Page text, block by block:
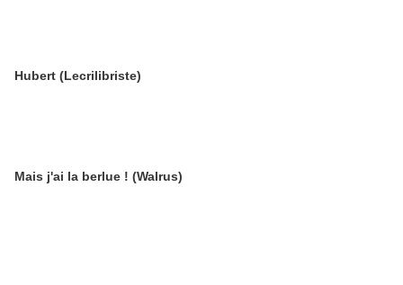
Hubert (Lecrilibriste)
Mais j'ai la berlue ! (Walrus)